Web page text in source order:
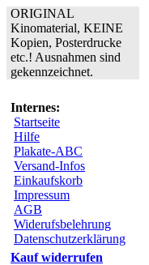
ORIGINAL
Kinomaterial, KEINE
Kopien, Posterdrucke
etc.! Ausnahmen sind
gekennzeichnet.
Internes:
Startseite
Hilfe
Plakate-ABC
Versand-Infos
Einkaufskorb
Impressum
AGB
Widerufsbelehrung
Datenschutzerklärung
Kauf widerrufen